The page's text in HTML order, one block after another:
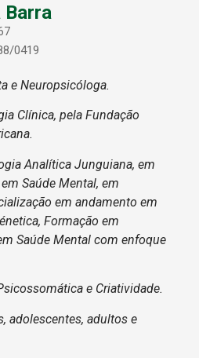
Barra
0419
e Neuropsicóloga.
Clínica, pela Fundação
Analítica Junguiana, em
Saúde Mental, em
em andamento em
Formação em
Saúde Mental com enfoque
e Criatividade.
adolescentes, adultos e